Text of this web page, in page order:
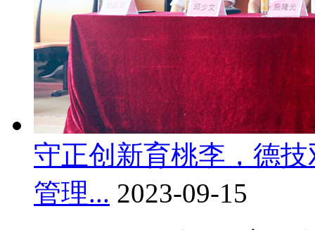
守正创新育桃李，德
管理... 2023-09-15